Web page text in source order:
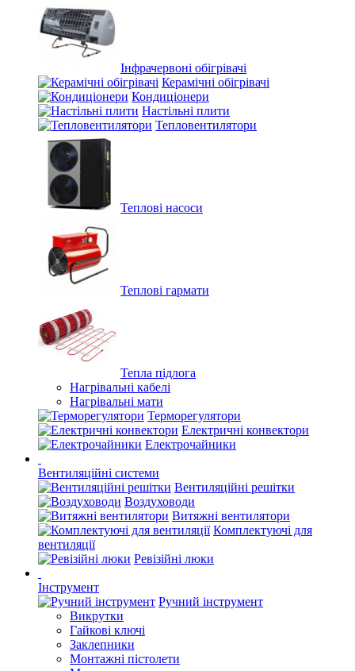
Інфрачервоні обігрівачі
Керамічні обігрівачі
Кондиціонери
Настільні плити
Тепловентилятори
Теплові насоси
Теплові гармати
Тепла підлога
Нагрівальні кабелі
Нагрівальні мати
Терморегулятори
Електричні конвектори
Електрочайники
Вентиляційні системи
Вентиляційні решітки
Воздуховоди
Витяжні вентилятори
Комплектуючі для
вентиляції
Ревізійні люки
Інструмент
Ручний інструмент
Викрутки
Гайкові ключі
Заклепники
Монтажні пістолети